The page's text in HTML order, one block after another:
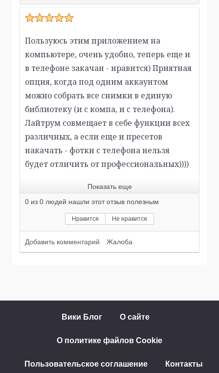
Пользуюсь этим приложением на
компьютере, очень удобно, теперь еще и
в телефоне закачан - нравится) Приятная
опция, когда под одним аккаунтом
можно собрать все снимки в единую
библиотеку (и с компа, и с телефона).
Лайтрум совмещает в себе функции всех
различных, а если еще и пресетов
накачать - фотки с телефона нельзя
будет отличить от профессиональных))))
Показать еще
0 из 0 людей нашли этот отзыв полезным
Нравится Не нравится
Добавить комментарий Жалоба
Вики Блог О сайте
О политике файлов Cookie
Пользовательское соглашение Контакты